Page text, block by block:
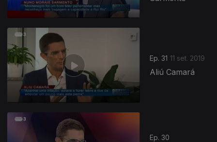
Ep. 31 11 set. 2019
Aliú Camará
Ep. 30
425080